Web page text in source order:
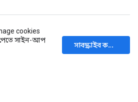
cookies
সাইন-আপ
সাবস্ক্রাইব করুন